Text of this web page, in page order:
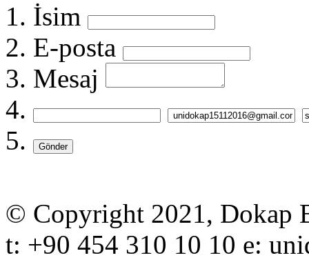
İsim
E-posta
Mesaj
Gönder
© Copyright 2021, Dokap
t: +90 454 310 10 10 e: